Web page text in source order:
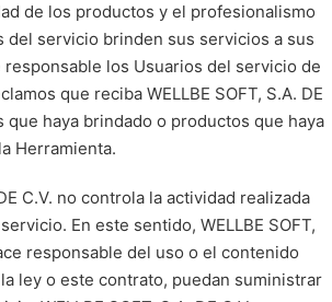
de los productos y el profesionalismo
del servicio brinden sus servicios a sus
los Usuarios del servicio de
que reciba WELLBE SOFT, S.A. DE
que haya brindado o productos que haya
Herramienta.
C.V. no controla la actividad realizada
En este sentido, WELLBE SOFT,
responsable del uso o el contenido
ley o este contrato, puedan suministrar